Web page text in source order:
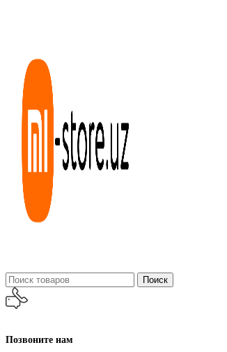
Поиск
Позвоните нам